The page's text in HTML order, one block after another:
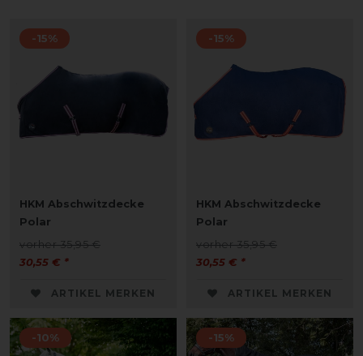
-15%
HKM Abschwitzdecke
Polar
vorher 35,95 €
30,55 € *
ARTIKEL MERKEN
-15%
HKM Abschwitzdecke
Polar
vorher 35,95 €
30,55 € *
ARTIKEL MERKEN
-10% -15%